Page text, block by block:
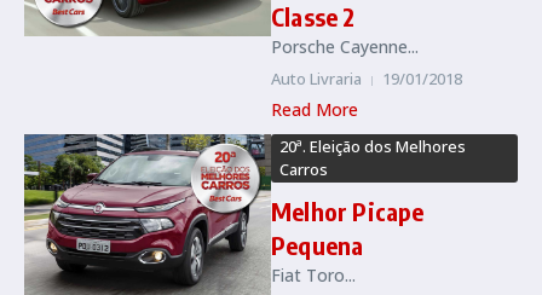
Classe 2
Porsche Cayenne...
Auto Livraria 19/01/2018
Read More
20ª. Eleição dos Melhores
Carros
Melhor Picape
Pequena
Fiat Toro...